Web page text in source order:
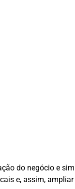
do negócio e
e, assim,